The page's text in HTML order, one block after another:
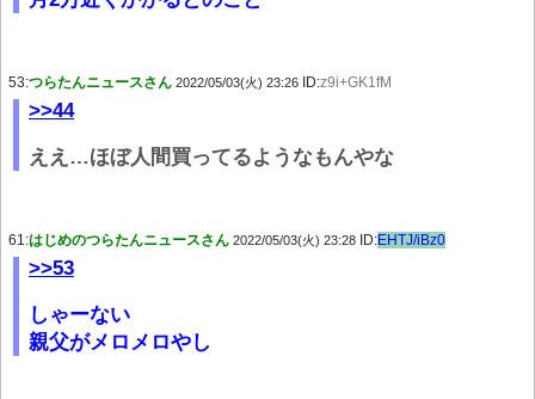
53:つらたんニュースさん 2022/05/03(火) 23:26 ID:z9i+GK1fM
>>44
ええ…ほぼ人間買ってるようなもんやな
61:はじめのつらたんニュースさん 2022/05/03(火) 23:28 ID:EHTJ/iBz0
>>53
しゃーない
親父がメロメロやし